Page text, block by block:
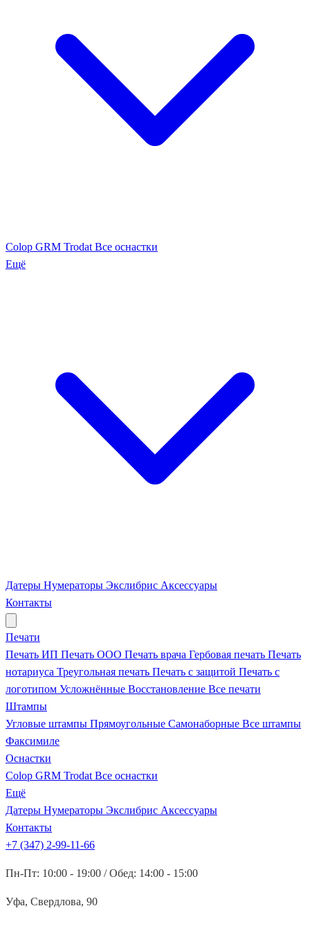
Colop GRM Trodat Все оснастки
Ещё
Датеры Нумераторы Экслибрис Аксессуары
Контакты
Печати
Печать ИП Печать ООО Печать врача Гербовая печать Печать
нотариуса Треугольная печать Печать с защитой Печать с
логотипом Усложнённые Восстановление Все печати
Штампы
Угловые штампы Прямоугольные Самонаборные Все штампы
Факсимиле
Оснастки
Colop GRM Trodat Все оснастки
Ещё
Датеры Нумераторы Экслибрис Аксессуары
Контакты
+7 (347) 2-99-11-66
Пн-Пт: 10:00 - 19:00 / Обед: 14:00 - 15:00
Уфа, Свердлова, 90